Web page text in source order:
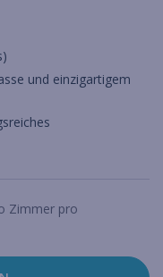
und einzigartigem
Zimmer pro